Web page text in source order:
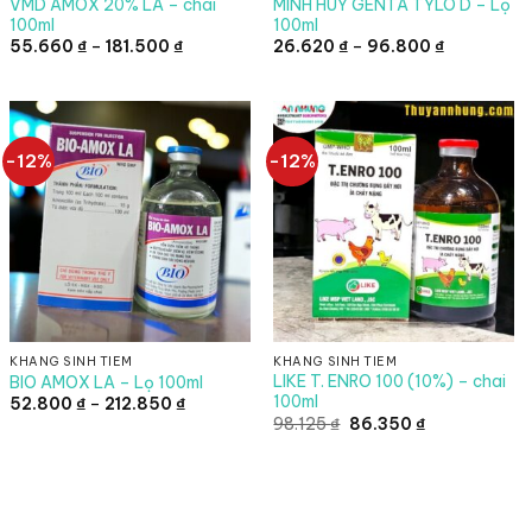
VMD AMOX 20% LA – chai
100ml
55.660₫ – 181.500₫Khoảng
đến
181.500 ₫
MINH HUY GENTA TYLO D – Lọ
100ml
26.620₫ – 96.800₫Khoảng
đến
96.800 ₫
-12%
KHÁNG SINH TIÊM
BIO AMOX LA – Lọ 100ml
52.800₫ – 212.850₫Khoảng
-12%
KHÁNG SINH TIÊM
LIKE T. ENRO 100 (10%) – chai
100ml
98.125₫ Giá
86.350 ₫Giá